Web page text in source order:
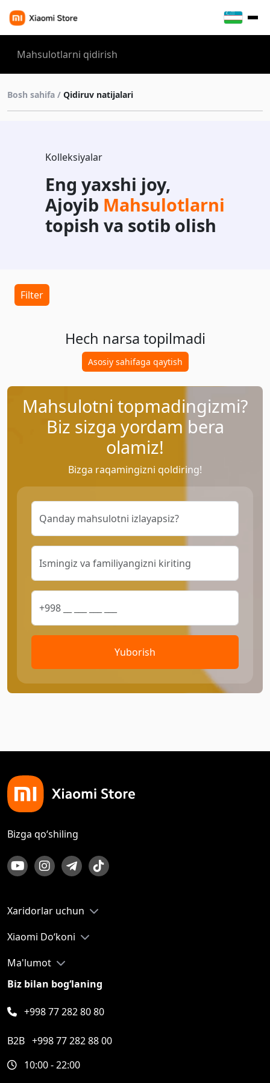
Bosh sahifa / Qidiruv natijalari
Kolleksiyalar
Eng yaxshi joy,
Ajoyib Mahsulotlarni
topish va sotib olish
Filter
Hech narsa topilmadi
Asosiy sahifaga qaytish
Mahsulotni topmadingizmi?
Biz sizga yordam bera
olamiz!
Bizga raqamingizni qoldiring!
Yuborish
Bizga qo‘shiling
Xaridorlar uchun
Xiaomi Do‘koni
Ma'lumot
Biz bilan bog‘laning
+998 77 282 80 80
B2B +998 77 282 88 00
10:00 - 22:00